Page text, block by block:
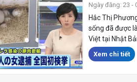
Ngày đăng: 23 -
Hắc Thị
sống đã được
Việt tại Nhật
Xem chi tiết